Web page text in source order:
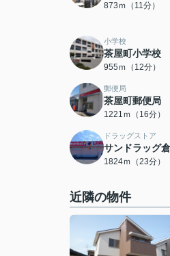
873ｍ（11分）
小学校
茶屋町小学校
955ｍ（12分）
郵便局
茶屋町郵便局
1221ｍ（16分）
ドラッグストア
サンドラッグ
1824ｍ（23分）
近隣の物件